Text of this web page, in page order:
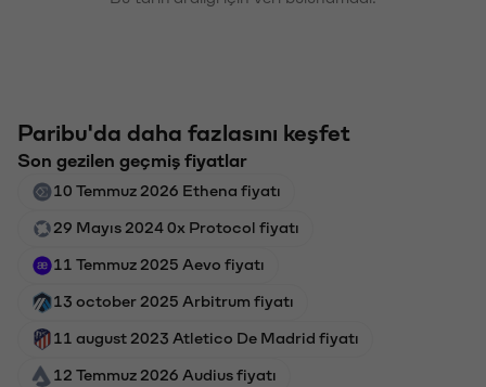
Paribu'da daha fazlasını keşfet
Son gezilen geçmiş fiyatlar
10 Temmuz 2026 Ethena fiyatı
29 Mayıs 2024 0x Protocol fiyatı
11 Temmuz 2025 Aevo fiyatı
13 october 2025 Arbitrum fiyatı
11 august 2023 Atletico De Madrid fiyatı
12 Temmuz 2026 Audius fiyatı